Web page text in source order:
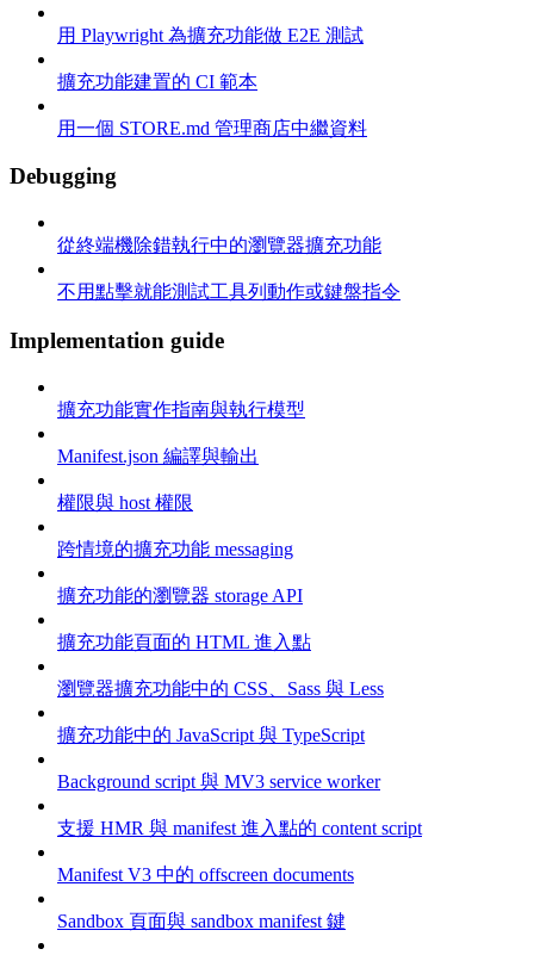
用 Playwright 為擴充功能做 E2E 測試
擴充功能建置的 CI 範本
用一個 STORE.md 管理商店中繼資料
Debugging
從終端機除錯執行中的瀏覽器擴充功能
不用點擊就能測試工具列動作或鍵盤指令
Implementation guide
擴充功能實作指南與執行模型
Manifest.json 編譯與輸出
權限與 host 權限
跨情境的擴充功能 messaging
擴充功能的瀏覽器 storage API
擴充功能頁面的 HTML 進入點
瀏覽器擴充功能中的 CSS、Sass 與 Less
擴充功能中的 JavaScript 與 TypeScript
Background script 與 MV3 service worker
支援 HMR 與 manifest 進入點的 content script
Manifest V3 中的 offscreen documents
Sandbox 頁面與 sandbox manifest 鍵